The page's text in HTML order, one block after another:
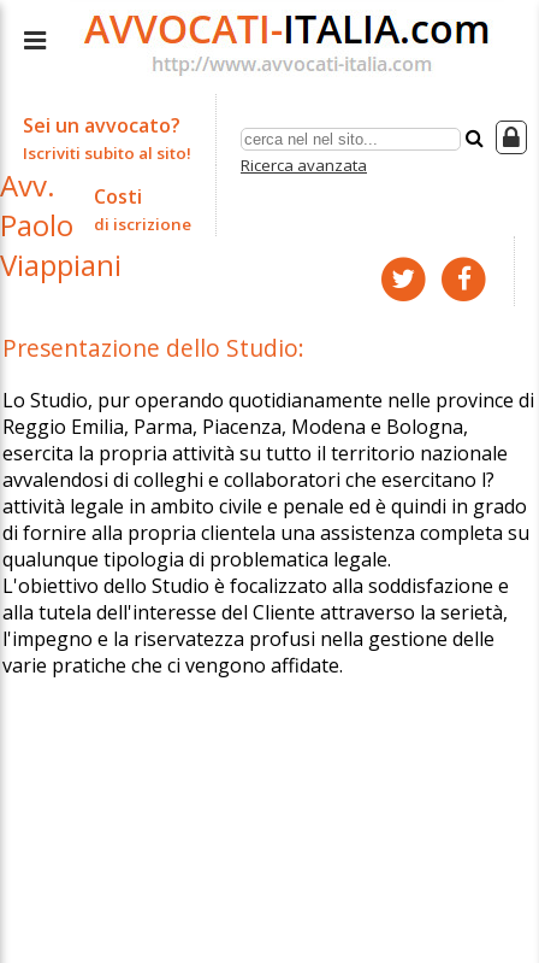
Ricerca avanzata
Sei un avvocato?
Iscriviti subito al sito!
Costi
di iscrizione
Avv.
Paolo
Viappiani
Presentazione dello Studio:
Lo Studio, pur operando quotidianamente nelle province di
Reggio Emilia, Parma, Piacenza, Modena e Bologna,
esercita la propria attività su tutto il territorio nazionale
avvalendosi di colleghi e collaboratori che esercitano l?
attività legale in ambito civile e penale ed è quindi in grado
di fornire alla propria clientela una assistenza completa su
qualunque tipologia di problematica legale.
L'obiettivo dello Studio è focalizzato alla soddisfazione e
alla tutela dell'interesse del Cliente attraverso la serietà,
l'impegno e la riservatezza profusi nella gestione delle
varie pratiche che ci vengono affidate.